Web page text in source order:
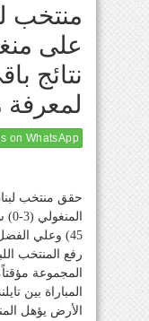
منتخب
نتائج
on WhatsApp
حقق منتخب
45) وعلي
رفع المنتخب
المجموعة
المباراة بين
الأرض يؤهل